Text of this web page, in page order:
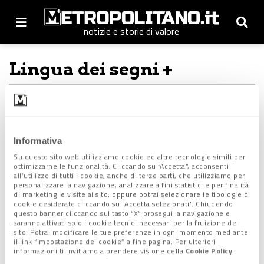
Informativa
Su questo sito web utilizziamo cookie ed altre tecnologie simili per
ottimizzarne le funzionalità. Cliccando su “Accetta”, acconsenti
all’utilizzo di tutti i cookie, anche di terze parti, che utilizziamo per
personalizzare la navigazione, analizzare a fini statistici e per finalità
di marketing le visite al sito; oppure potrai selezionare le tipologie di
cookie desiderate cliccando su "Accetta selezionati". Chiudendo
questo banner cliccando sul tasto “X” prosegui la navigazione e
saranno attivati solo i cookie tecnici necessari per la fruizione del
sito. Potrai modificare le tue preferenze in ogni momento mediante
il link “Impostazione dei cookie” a fine pagina. Per ulteriori
informazioni ti invitiamo a prendere visione della Cookie Policy.
notizie e storie di valore
Lingua dei segni +
Padova in LIS